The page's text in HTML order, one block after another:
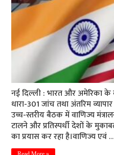
नई दिल्ली : भारत और अमेरिका के
धारा-301 जांच तथा अंतरिम
उच्च-स्तरीय बैठक में वाणिज्य
टालने और प्रतिस्पर्धी देशों के
का प्रयास कर रहा है।वाणिज्य एवं